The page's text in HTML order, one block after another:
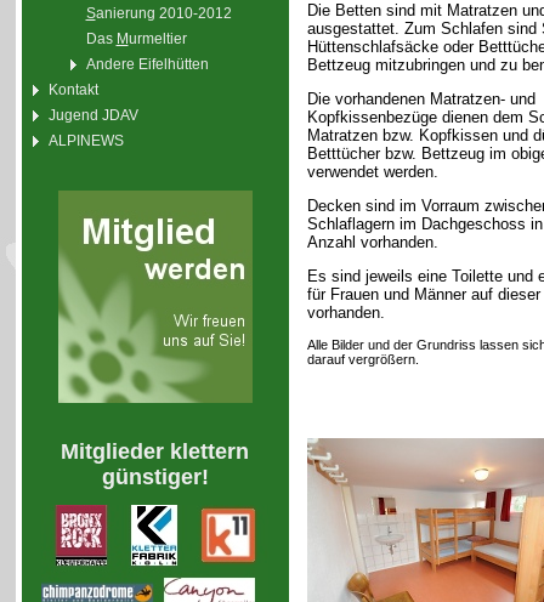
Sanierung 2010-2012
Das Murmeltier
Andere Eifelhütten
Kontakt
Jugend JDAV
ALPINEWS
Mitglieder klettern
günstiger!
Die Betten sind mit Matratzen
ausgestattet. Zum Schlafen sind
Hüttenschlafsäcke oder
Bettzeug mitzubringen und zu
Die vorhandenen Matratzen- und
Kopfkissenbezüge dienen dem
Matratzen bzw. Kopfkissen und
Betttücher bzw. Bettzeug im
verwendet werden.
Decken sind im Vorraum
Schlaflagern im Dachgeschoss
Anzahl vorhanden.
Es sind jeweils eine Toilette und
für Frauen und Männer auf
vorhanden.
Alle Bilder und der Grundriss lassen
darauf vergrößern.